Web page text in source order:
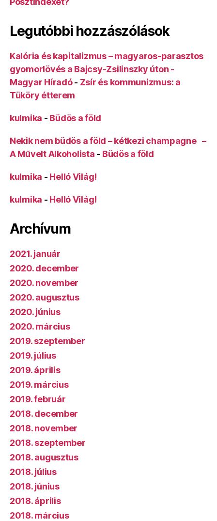
Legutóbbi hozzászólások
Kalória és kapitalizmus – magyaros-parasztos
gyomorlövés a Bajcsy-Zsilinszky úton -
Magyar Híradó- Zsír és kommunizmus: a
Tüköry étterem
kulmika - Büdös a föld
Nekik nem büdös a föld – kétkezi champagne –
A Művelt Alkoholista - Büdös a föld
kulmika - Helló Világ!
kulmika - Helló Világ!
Archívum
2021. január
2020. december
2020. november
2020. augusztus
2020. június
2020. március
2019. szeptember
2019. július
2019. április
2019. március
2019. február
2018. december
2018. november
2018. szeptember
2018. augusztus
2018. július
2018. június
2018. április
2018. március